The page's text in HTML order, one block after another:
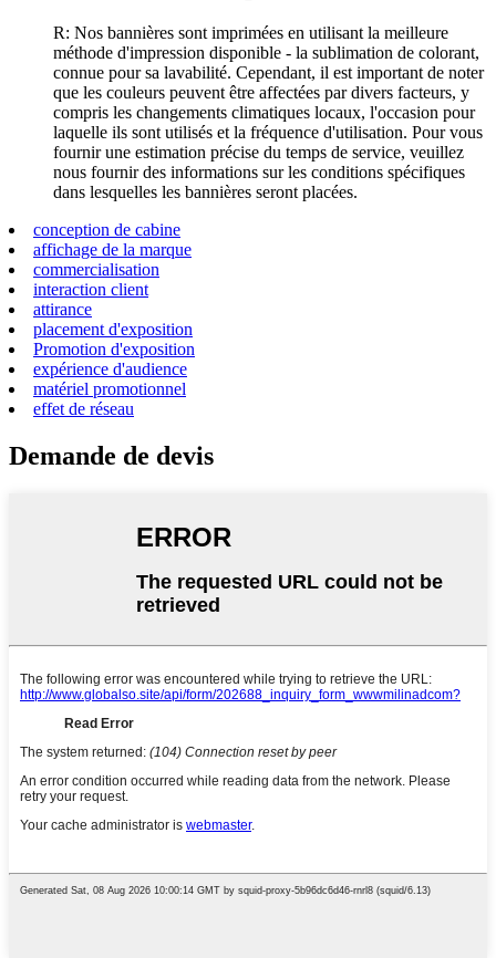
R: Nos bannières sont imprimées en utilisant la meilleure
méthode d'impression disponible - la sublimation de colorant,
connue pour sa lavabilité. Cependant, il est important de noter
que les couleurs peuvent être affectées par divers facteurs, y
compris les changements climatiques locaux, l'occasion pour
laquelle ils sont utilisés et la fréquence d'utilisation. Pour vous
fournir une estimation précise du temps de service, veuillez
nous fournir des informations sur les conditions spécifiques
dans lesquelles les bannières seront placées.
conception de cabine
affichage de la marque
commercialisation
interaction client
attirance
placement d'exposition
Promotion d'exposition
expérience d'audience
matériel promotionnel
effet de réseau
Demande de devis